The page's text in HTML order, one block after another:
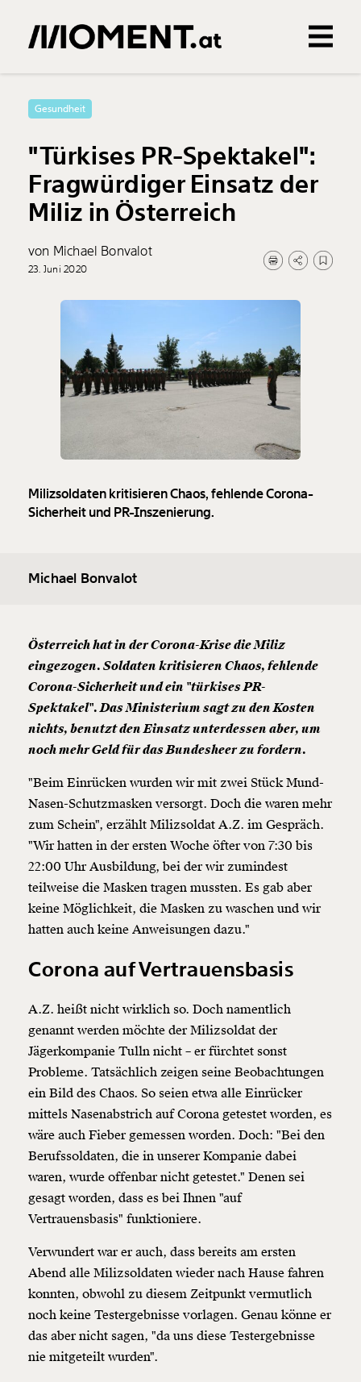
0Treffer
Gesundheit
"Türkises PR-Spektakel":
Fragwürdiger Einsatz der
Miliz in Österreich
von Michael Bonvalot
23. Juni 2020
Milizsoldaten kritisieren Chaos, fehlende Corona-
Sicherheit und PR-Inszenierung.
Michael Bonvalot
Österreich hat in der Corona-Krise die Miliz
eingezogen. Soldaten kritisieren Chaos, fehlende
Corona-Sicherheit und ein "türkises PR-
Spektakel". Das Ministerium sagt zu den Kosten
nichts, benutzt den Einsatz unterdessen aber, um
noch mehr Geld für das Bundesheer zu fordern.
"Beim Einrücken wurden wir mit zwei Stück Mund-
Nasen-Schutzmasken versorgt. Doch die waren mehr
zum Schein", erzählt Milizsoldat A.Z. im Gespräch.
"Wir hatten in der ersten Woche öfter von 7:30 bis
22:00 Uhr Ausbildung, bei der wir zumindest
teilweise die Masken tragen mussten. Es gab aber
keine Möglichkeit, die Masken zu waschen und wir
hatten auch keine Anweisungen dazu."
Corona auf Vertrauensbasis
A.Z. heißt nicht wirklich so. Doch namentlich
genannt werden möchte der Milizsoldat der
Jägerkompanie Tulln nicht – er fürchtet sonst
Probleme. Tatsächlich zeigen seine Beobachtungen
ein Bild des Chaos. So seien etwa alle Einrücker
mittels Nasenabstrich auf Corona getestet worden, es
wäre auch Fieber gemessen worden. Doch: "Bei den
Berufssoldaten, die in unserer Kompanie dabei
waren, wurde offenbar nicht getestet." Denen sei
gesagt worden, dass es bei Ihnen "auf
Vertrauensbasis" funktioniere.
Verwundert war er auch, dass bereits am ersten
Abend alle Milizsoldaten wieder nach Hause fahren
konnten, obwohl zu diesem Zeitpunkt vermutlich
noch keine Testergebnisse vorlagen. Genau könne er
das aber nicht sagen, "da uns diese Testergebnisse
nie mitgeteilt wurden".